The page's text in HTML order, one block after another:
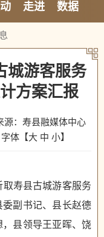
走进
数据
城游客服务
方案汇报
源：寿县融媒体中心
字体【大 中 小】
寿县古城游客服务
副书记、县长赵德
县领导王亚晖、饶